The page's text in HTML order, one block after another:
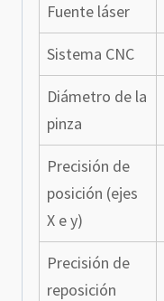
Fuente láser
Sistema CNC
Diámetro de la
pinza
Precisión de
posición (ejes
X e y)
Precisión de
reposición